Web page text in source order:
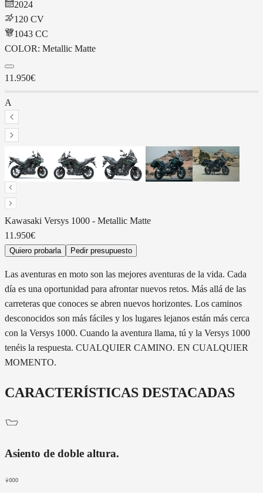
2024
120 CV
1043 CC
COLOR: Metallic Matte
11.950€
A
Kawasaki Versys 1000 - Metallic Matte
11.950€
Quiero probarla Pedir presupuesto
Las aventuras en moto son las mejores aventuras de la vida. Cada
día es una oportunidad para afrontar nuevos retos. Más allá de las
carreteras que conoces se abren nuevos horizontes. Los caminos
desconocidos son más fáciles y los lugares lejanos están más cerca
con la Versys 1000. Cuando la aventura llama, tú y la Versys 1000
tenéis la respuesta. CUALQUIER CAMINO. EN CUALQUIER
MOMENTO.
CARACTERÍSTICAS DESTACADAS
Asiento de doble altura.